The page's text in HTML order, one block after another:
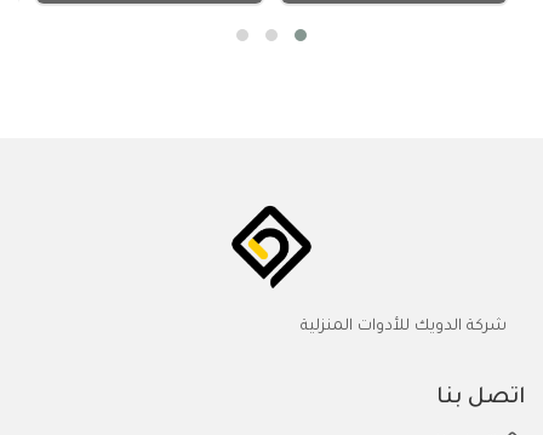
شركة الدويك للأدوات المنزلية
اتصل بنا